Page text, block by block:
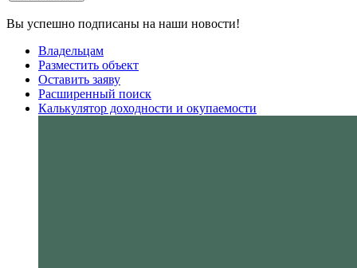
Вы успешно подписаны на наши новости!
Владельцам
Разместить объект
Оставить заяву
Расширенный поиск
Калькулятор доходности и окупаемости